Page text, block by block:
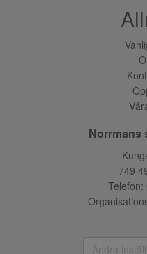
Norrmans
749
Telefon:
Ändra